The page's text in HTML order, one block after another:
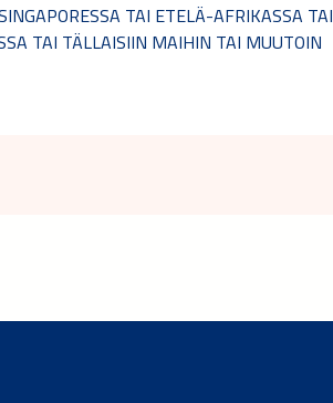
TAI ETELÄ-AFRIKASSA TAI
TAI TÄLLAISIIN MAIHIN TAI MUUTOIN